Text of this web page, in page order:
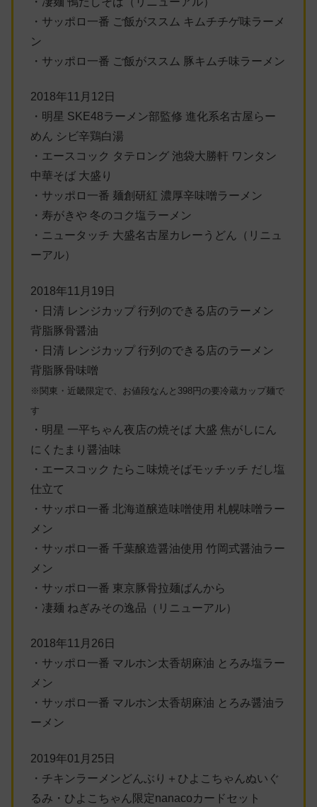
・サッポロ一番 ご飯がススム キムチチゲ味ラーメ
ン
・サッポロ一番 ご飯がススム 豚キムチ味ラーメン
2018年11月12日
・明星 SKE48ラーメン部監修 進化系名古屋らー
めん シビ辛鶏白湯
・エースコック タテロング 池袋大勝軒 ワンタン
中華そば 大盛り
・サッポロ一番 麺創研紅 濃厚辛味噌ラーメン
・寿がきや 冬のコク塩ラーメン
・ニュータッチ 大盛名古屋カレーうどん（リニュ
ーアル）
2018年11月19日
・日清 レンジカップ 行列のできる店のラーメン
背脂豚骨醤油
・日清 レンジカップ 行列のできる店のラーメン
背脂豚骨味噌
※関東・近畿限定で、お値段なんと398円の要冷蔵カップ麺で
す
・明星 一平ちゃん夜店の焼そば 大盛 焦がしにん
にくたまり醤油味
・エースコック たらこ味焼そばモッチッチ だし塩
仕立て
・サッポロ一番 北海道醸造味噌使用 札幌味噌ラー
メン
・サッポロ一番 千葉醸造醤油使用 竹岡式醤油ラー
メン
・サッポロ一番 東京豚骨拉麺ばんから
・凄麺 ねぎみその逸品（リニューアル）
2018年11月26日
・サッポロ一番 マルホン太香胡麻油 とろみ塩ラー
メン
・サッポロ一番 マルホン太香胡麻油 とろみ醤油ラ
ーメン
2019年01月25日
・チキンラーメンどんぶり＋ひよこちゃんぬいぐ
るみ・ひよこちゃん限定nanacoカードセット